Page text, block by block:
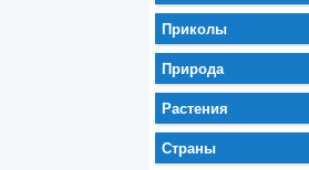
Приколы
Природа
Растения
Страны